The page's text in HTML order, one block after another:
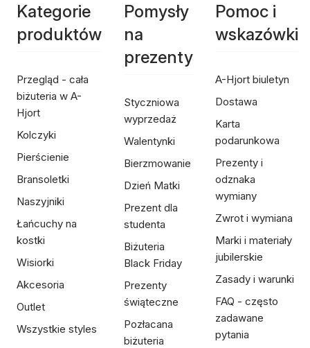
Kategorie
produktów
Przegląd - cała
biżuteria w A-
Hjort
Kolczyki
Pierścienie
Bransoletki
Naszyjniki
Łańcuchy na
kostki
Wisiorki
Akcesoria
Outlet
Wszystkie styles
Pomysły
na
prezenty
Styczniowa
wyprzedaż
Walentynki
Bierzmowanie
Dzień Matki
Prezent dla
studenta
Biżuteria
Black Friday
Prezenty
świąteczne
Pozłacana
biżuteria
Pomoc i
wskazówki
A-Hjort biuletyn
Dostawa
Karta
podarunkowa
Prezenty i
odznaka
wymiany
Zwrot i wymiana
Marki i materiały
jubilerskie
Zasady i warunki
FAQ - często
zadawane
pytania